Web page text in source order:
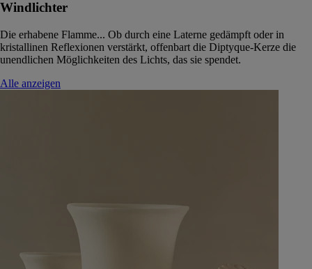
Windlichter
Die erhabene Flamme... Ob durch eine Laterne gedämpft oder in
kristallinen Reflexionen verstärkt, offenbart die Diptyque-Kerze die
unendlichen Möglichkeiten des Lichts, das sie spendet.
Alle anzeigen